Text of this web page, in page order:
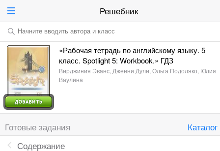
Решебник
Начните вводить автора и класс
«Рабочая тетрадь по английскому языку. 5
класс. Spotlight 5: Workbook.» ГДЗ
Вирджиния Эванс, Дженни Дули, Ольга Подоляко, Юлия
Ваулина
Готовые задания
Каталог
Содержание